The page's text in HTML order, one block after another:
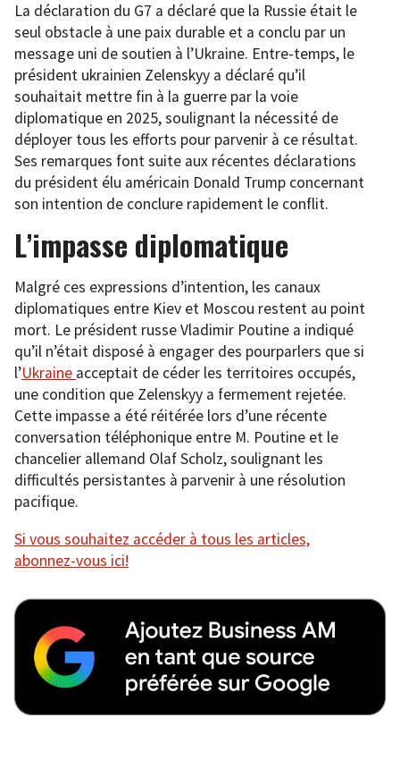
La déclaration du G7 a déclaré que la Russie était le
seul obstacle à une paix durable et a conclu par un
message uni de soutien à l’Ukraine. Entre-temps, le
président ukrainien Zelenskyy a déclaré qu’il
souhaitait mettre fin à la guerre par la voie
diplomatique en 2025, soulignant la nécessité de
déployer tous les efforts pour parvenir à ce résultat.
Ses remarques font suite aux récentes déclarations
du président élu américain Donald Trump concernant
son intention de conclure rapidement le conflit.
L’impasse diplomatique
Malgré ces expressions d’intention, les canaux
diplomatiques entre Kiev et Moscou restent au point
mort. Le président russe Vladimir Poutine a indiqué
qu’il n’était disposé à engager des pourparlers que si
l’Ukraine acceptait de céder les territoires occupés,
une condition que Zelenskyy a fermement rejetée.
Cette impasse a été réitérée lors d’une récente
conversation téléphonique entre M. Poutine et le
chancelier allemand Olaf Scholz, soulignant les
difficultés persistantes à parvenir à une résolution
pacifique.
Si vous souhaitez accéder à tous les articles,
abonnez-vous ici!